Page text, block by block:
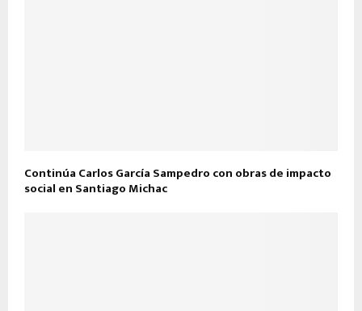
Continúa Carlos García Sampedro con obras de impacto
social en Santiago Michac